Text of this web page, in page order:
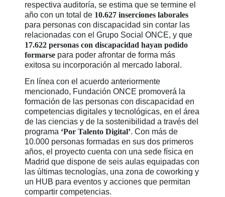
respectiva auditoría, se estima que se termine el
año con un total de 10.627 inserciones laborales
para personas con discapacidad sin contar las
relacionadas con el Grupo Social ONCE, y que
17.622 personas con discapacidad hayan podido
formarse para poder afrontar de forma más
exitosa su incorporación al mercado laboral.
En línea con el acuerdo anteriormente
mencionado, Fundación ONCE promoverá la
formación de las personas con discapacidad en
competencias digitales y tecnológicas, en el área
de las ciencias y de la sostenibilidad a través del
programa ‘Por Talento Digital’. Con más de
10.000 personas formadas en sus dos primeros
años, el proyecto cuenta con una sede física en
Madrid que dispone de seis aulas equipadas con
las últimas tecnologías, una zona de coworking y
un HUB para eventos y acciones que permitan
compartir competencias.